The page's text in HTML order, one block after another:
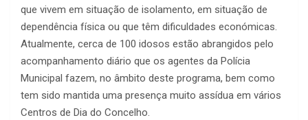
que vivem em situação de isolamento, em situação de
dependência física ou que têm dificuldades económicas.
Atualmente, cerca de 100 idosos estão abrangidos pelo
acompanhamento diário que os agentes da Polícia
Municipal fazem, no âmbito deste programa, bem como
tem sido mantida uma presença muito assídua em vários
Centros de Dia do Concelho.